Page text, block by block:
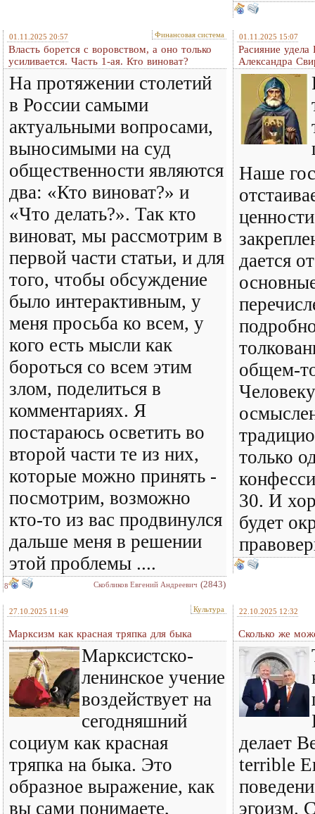
01.11.2025 20:57 Финансовая система
Власть борется с воровством, а оно только
усиливается. Часть 1-ая. Кто виноват?
На протяжении столетий
в России самыми
актуальными вопросами,
выносимыми на суд
общественности являются
два: «Кто виноват?» и
«Что делать?». Так кто
виноват, мы рассмотрим в
первой части статьи, и для
того, чтобы обсуждение
было интерактивным, у
меня просьба ко всем, у
кого есть мысли как
бороться со всем этим
злом, поделиться в
комментариях. Я
постараюсь осветить во
второй части те из них,
которые можно принять -
посмотрим, возможно
кто-то из вас продвинулся
дальше меня в решении
этой проблемы ....
8 Скобликов Евгений Андреевич (2843)
01.11.2025 15:07
Расияние
Александра
Наше
дается
общем-
только
30. И
будет
27.10.2025 11:49 Культура
Марксизм как красная тряпка для быка
Марксистско-
ленинское учение
воздействует на
сегодняшний
социум как красная
тряпка на быка. Это
образное выражение, как
вы сами понимаете,
22.10.2025 12:32
Сколько же
делает
terrible
эгоизм.